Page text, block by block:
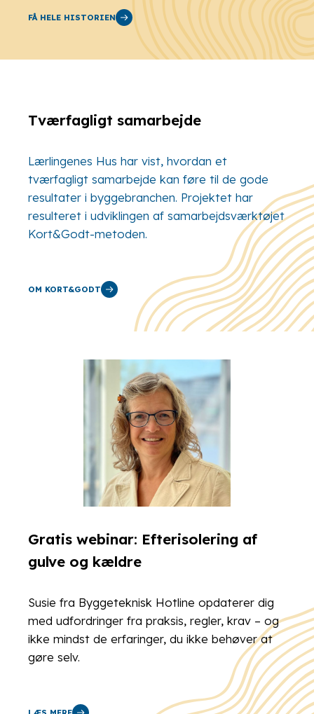
FÅ HELE HISTORIEN
Tværfagligt samarbejde
Lærlingenes Hus har vist, hvordan et
tværfagligt samarbejde kan føre til de gode
resultater i byggebranchen. Projektet har
resulteret i udviklingen af samarbejdsværktøjet
Kort&Godt-metoden.
OM KORT&GODT
Gratis webinar: Efterisolering af
gulve og kældre
Susie fra Byggeteknisk Hotline opdaterer dig
med udfordringer fra praksis, regler, krav – og
ikke mindst de erfaringer, du ikke behøver at
gøre selv.